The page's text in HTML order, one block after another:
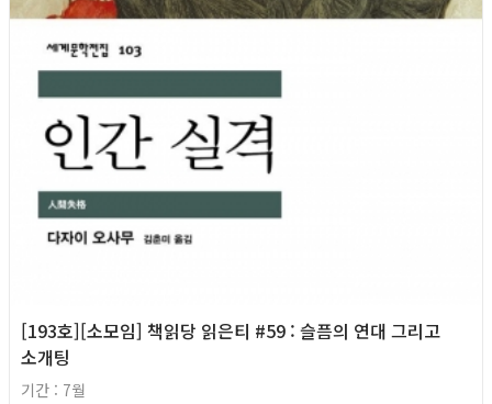
[193호][소모임] 책읽당 읽은티 #59 : 슬픔의 연대 그리고
소개팅
기간 : 7월